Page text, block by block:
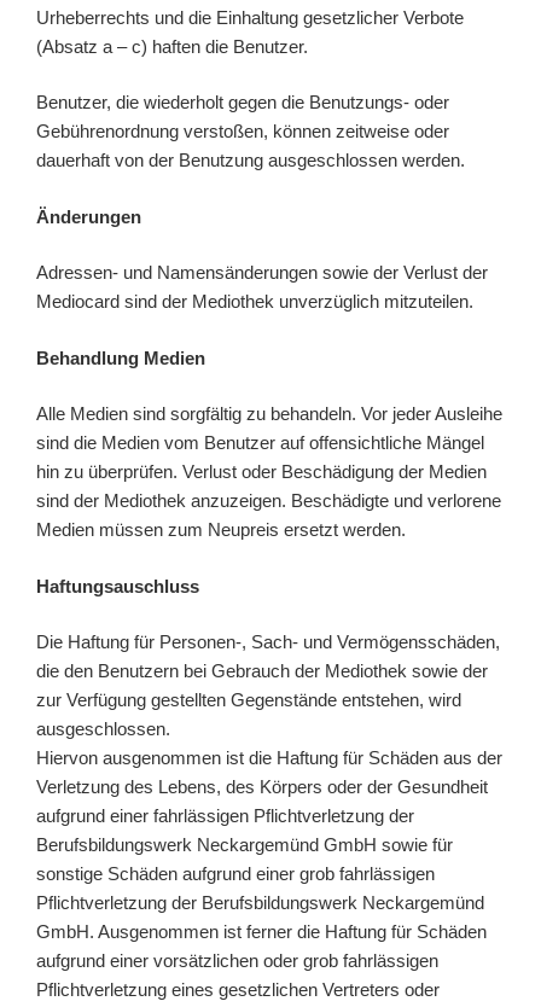
Urheberrechts und die Einhaltung gesetzlicher Verbote
(Absatz a – c) haften die Benutzer.
Benutzer, die wiederholt gegen die Benutzungs- oder
Gebührenordnung verstoßen, können zeitweise oder
dauerhaft von der Benutzung ausgeschlossen werden.
Änderungen
Adressen- und Namensänderungen sowie der Verlust der
Mediocard sind der Mediothek unverzüglich mitzuteilen.
Behandlung Medien
Alle Medien sind sorgfältig zu behandeln. Vor jeder Ausleihe
sind die Medien vom Benutzer auf offensichtliche Mängel
hin zu überprüfen. Verlust oder Beschädigung der Medien
sind der Mediothek anzuzeigen. Beschädigte und verlorene
Medien müssen zum Neupreis ersetzt werden.
Haftungsauschluss
Die Haftung für Personen-, Sach- und Vermögensschäden,
die den Benutzern bei Gebrauch der Mediothek sowie der
zur Verfügung gestellten Gegenstände entstehen, wird
ausgeschlossen.
Hiervon ausgenommen ist die Haftung für Schäden aus der
Verletzung des Lebens, des Körpers oder der Gesundheit
aufgrund einer fahrlässigen Pflichtverletzung der
Berufsbildungswerk Neckargemünd GmbH sowie für
sonstige Schäden aufgrund einer grob fahrlässigen
Pflichtverletzung der Berufsbildungswerk Neckargemünd
GmbH. Ausgenommen ist ferner die Haftung für Schäden
aufgrund einer vorsätzlichen oder grob fahrlässigen
Pflichtverletzung eines gesetzlichen Vertreters oder